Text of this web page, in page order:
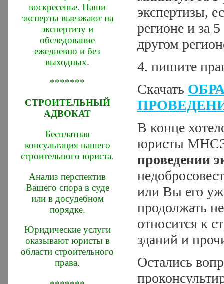
воскресенье. Наши
эксперты выезжают на
экспертизу и
обследование
ежедневно и без
выходных.
*******
СТРОИТЕЛЬНЫЙ
АДВОКАТ
Бесплатная
консультация нашего
строительного юриста.
Анализ перспектив
Вашего спора в суде
или в досудебном
порядке.
Юридические услуги
оказывают юристы в
области строительного
права.
экспертизы,
регионе и за
другом
4. пишите
Скачать
В конце
юристы МНСЭ
проведении
или Вы его
продолжать
относится к
зданий и
Остались